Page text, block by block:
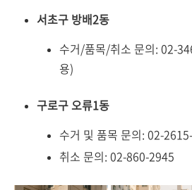
서초구 방배2동
수거/품목/취소 문의: 02-
용)
구로구 오류1동
수거 및 품목 문의: 02-
취소 문의: 02-860-2945